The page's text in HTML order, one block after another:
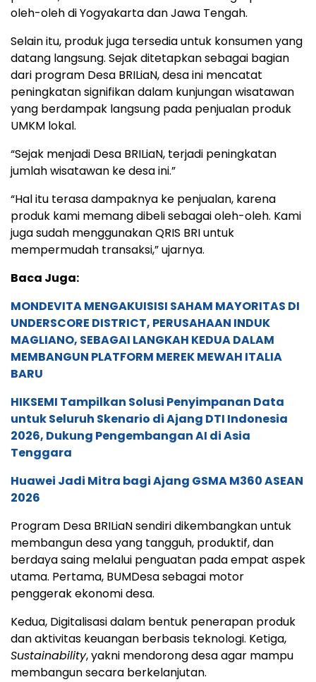
oleh-oleh di Yogyakarta dan Jawa Tengah.
Selain itu, produk juga tersedia untuk konsumen yang
datang langsung. Sejak ditetapkan sebagai bagian
dari program Desa BRILiaN, desa ini mencatat
peningkatan signifikan dalam kunjungan wisatawan
yang berdampak langsung pada penjualan produk
UMKM lokal.
“Sejak menjadi Desa BRILiaN, terjadi peningkatan
jumlah wisatawan ke desa ini.”
“Hal itu terasa dampaknya ke penjualan, karena
produk kami memang dibeli sebagai oleh-oleh. Kami
juga sudah menggunakan QRIS BRI untuk
mempermudah transaksi,” ujarnya.
Baca Juga:
MONDEVITA MENGAKUISISI SAHAM MAYORITAS DI
UNDERSCORE DISTRICT, PERUSAHAAN INDUK
MAGLIANO, SEBAGAI LANGKAH KEDUA DALAM
MEMBANGUN PLATFORM MEREK MEWAH ITALIA
BARU
HIKSEMI Tampilkan Solusi Penyimpanan Data
untuk Seluruh Skenario di Ajang DTI Indonesia
2026, Dukung Pengembangan AI di Asia
Tenggara
Huawei Jadi Mitra bagi Ajang GSMA M360 ASEAN
2026
Program Desa BRILiaN sendiri dikembangkan untuk
membangun desa yang tangguh, produktif, dan
berdaya saing melalui penguatan pada empat aspek
utama. Pertama, BUMDesa sebagai motor
penggerak ekonomi desa.
Kedua, Digitalisasi dalam bentuk penerapan produk
dan aktivitas keuangan berbasis teknologi. Ketiga,
Sustainability, yakni mendorong desa agar mampu
membangun secara berkelanjutan.